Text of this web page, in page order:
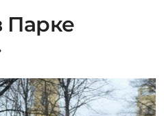
Парке